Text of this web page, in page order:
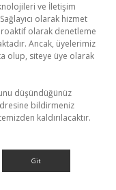
ve İletişim
olarak hizmet
olarak denetleme
Ancak, üyelerimiz
olup, siteye üye olarak
düşündüğünüz
bildirmeniz
kaldırılacaktır.